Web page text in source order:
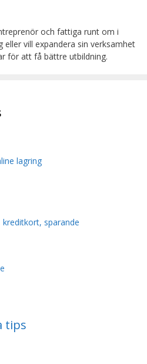
och fattiga runt om i
vill expandera sin verksamhet
för att få bättre utbildning.
lagring
kreditkort, sparande
tips